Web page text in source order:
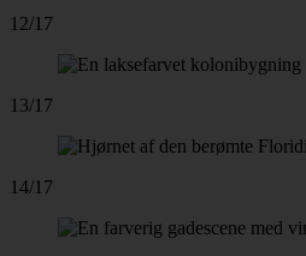
12/17
13/17
14/17